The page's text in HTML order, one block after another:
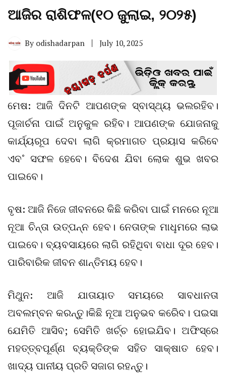
ଆଜିର ରାଶିଫଳ(୧୦ ଜୁଲାଇ, ୨୦୨୫)
By odishadarpan July 10, 2025
ମେଷ: ଆଜି ଦିନଟି ଆପଣଙ୍କ ସ୍ବାସ୍ଥ୍ୟ ଭଲରହିବ।
ପୂଜାର୍ଚନା ପାଇଁ ଅନୁକୁଳ ରହିବ। ଆପଣଙ୍କ ଯୋଜନାକୁ
କାର୍ଯ୍ୟରୂପ ଦେବା ଲାଗି କ୍ରମାଗତ ପ୍ରୟାସ କରିବେ
ଏବ˚ ସଫଳ ହେବେ। ବିଦେଶ ଯିବା ଲୋକ ଶୁଭ ଖବର
ପାଇବେ।
ବୃଷ: ଆଜି ନିଜେ ଜୀବନରେ କିଛି କରିବା ପାଇଁ ମନରେ ନୂଆ
ନୂଆ ଚିନ୍ତା ଉତ୍ପନ୍ନ ହେବ। ନେତାଙ୍କ ମାଧୢମରେ ଲାଭ
ପାଇବେ। ବ୍ୟବସାୟରେ ଲାଗି ରହିଥିବା ବାଧା ଦୂର ହେବ।
ପାରିବାରିକ ଜୀବନ ଶାନ୍ତିମୟ ହେବ।
ମିଥୁନ: ଆଜି ଯାତାୟାତ ସମୟରେ ସାବଧାନତା
ଅବଲମ୍ବନ କରନ୍ତୁ।କିଛି ନୂଆ ଅନୁଭବ କରି‌େବ। ପଇସା
ଯେମିତି ଆସିବ; ସେମିତି ଖର୍ଚ୍ଚ ହୋଇଯିବ। ଅଫିସ୍‌ରେ
ମହତ୍ତ୍ବପୂର୍ଣ୍ଣ ବ୍ୟକ୍ତିଙ୍କ ସହିତ ସାକ୍ଷାତ ହେବ।
ଖାଦ୍ୟ ପାନୀୟ ପ୍ରତି ସଜାଗ ରହନ୍ତୁ।